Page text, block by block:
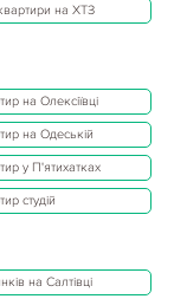
на ХТЗ
на Олексіївці
на Одеській
у П'ятихатках
студій
на Салтівці